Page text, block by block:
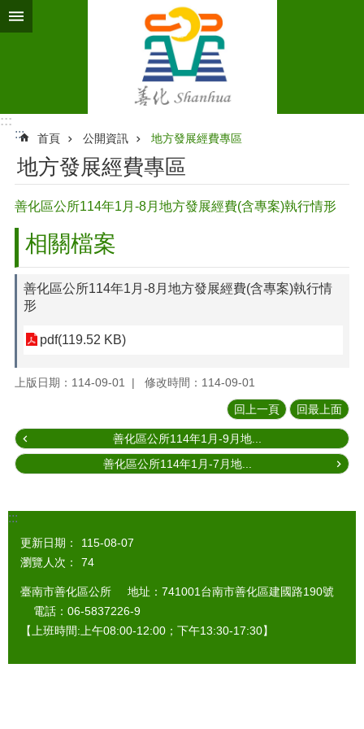
跳到主要內容區塊
:::
:::
首頁 公開資訊 地方發展經費專區
地方發展經費專區
善化區公所114年1月-8月地方發展經費(含專案)執行情形
相關檔案
善化區公所114年1月-8月地方發展經費(含專案)執行情
形
pdf(119.52 KB)
上版日期：114-09-01 修改時間：114-09-01
回上一頁 回最上面
善化區公所114年1月-9月地...
善化區公所114年1月-7月地...
:::
更新日期：
115-08-07
瀏覽人次：
74
臺南市善化區公所 地址：741001台南市善化區建國路190號
電話：06-5837226-9
【上班時間:上午08:00-12:00；下午13:30-17:30】